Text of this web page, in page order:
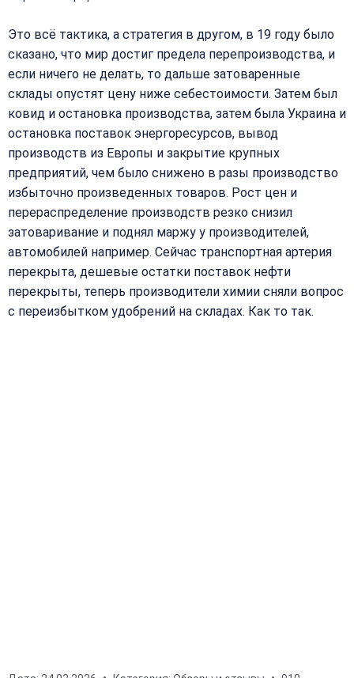
Это всё тактика, а стратегия в другом, в 19 году было
сказано, что мир достиг предела перепроизводства, и
если ничего не делать, то дальше затоваренные
склады опустят цену ниже себестоимости. Затем был
ковид и остановка производства, затем была Украина и
остановка поставок энергоресурсов, вывод
производств из Европы и закрытие крупных
предприятий, чем было снижено в разы производство
избыточно произведенных товаров. Рост цен и
перераспределение производств резко снизил
затоваривание и поднял маржу у производителей,
автомобилей например. Сейчас транспортная артерия
перекрыта, дешевые остатки поставок нефти
перекрыты, теперь производители химии сняли вопрос
с переизбытком удобрений на складах. Как то так.